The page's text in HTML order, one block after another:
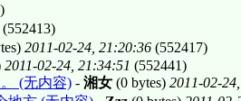
(552413)
2011-02-24, 21:20:36 (552417)
2011-02-24, 21:34:51 (552441)
(无内容) - 湘女 (0 bytes) 2011-02-